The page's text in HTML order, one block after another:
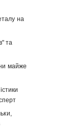
на
та
майже